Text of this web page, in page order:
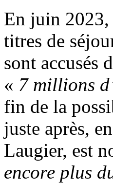
En juin 2023,
titres de
sont accusés
« 7 millions
fin de la
juste après,
Laugier, est
encore plus